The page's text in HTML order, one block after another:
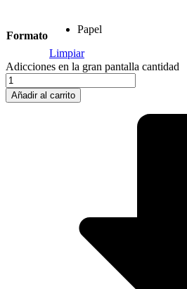
Formato
Papel
Limpiar
Adicciones en la gran pantalla cantidad
Añadir al carrito